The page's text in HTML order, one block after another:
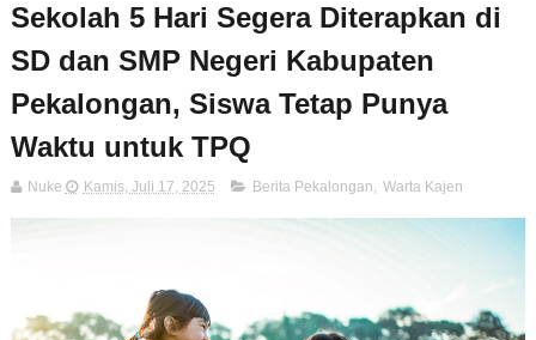
Sekolah 5 Hari Segera Diterapkan di
SD dan SMP Negeri Kabupaten
Pekalongan, Siswa Tetap Punya
Waktu untuk TPQ
Nuke Kamis, Juli 17, 2025 Berita Pekalongan, Warta Kajen